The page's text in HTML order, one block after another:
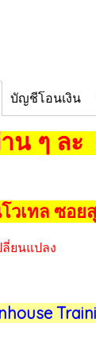
บัญชีโอนเงิน
น ๆ ละ
วเทล ซอ
ยนแปลง